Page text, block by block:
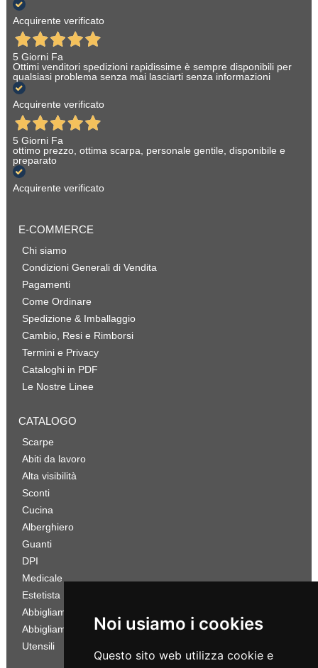
Noi usiamo i cookies
Questo sito web utilizza cookie e
Acquirente verificato
5 Giorni Fa
Ottimi venditori spedizioni rapidissime è sempre disponibili per
qualsiasi problema senza mai lasciarti senza informazioni
Acquirente verificato
5 Giorni Fa
ottimo prezzo, ottima scarpa, personale gentile, disponibile e
preparato
Acquirente verificato
E-COMMERCE
Chi siamo
Condizioni Generali di Vendita
Pagamenti
Come Ordinare
Spedizione & Imballaggio
Cambio, Resi e Rimborsi
Termini e Privacy
Cataloghi in PDF
Le Nostre Linee
CATALOGO
Scarpe
Abiti da lavoro
Alta visibilità
Sconti
Cucina
Alberghiero
Guanti
DPI
Medicale
Estetista
Abbigliamento Sportivo
Abbigliamento Bambino
Utensili